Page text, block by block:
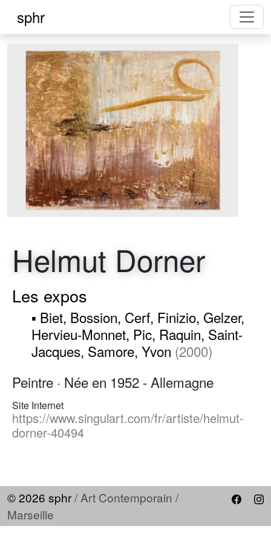
sphr
Helmut Dorner
Les expos
▪ Biet, Bossion, Cerf, Finizio, Gelzer,
Hervieu-Monnet, Pic, Raquin, Saint-
Jacques, Samore, Yvon (2000)
Peintre · Née en 1952 - Allemagne
Site Internet
https://www.singulart.com/fr/artiste/helmut-
dorner-40494
© 2026 sphr/ Art Contemporain /
Marseille